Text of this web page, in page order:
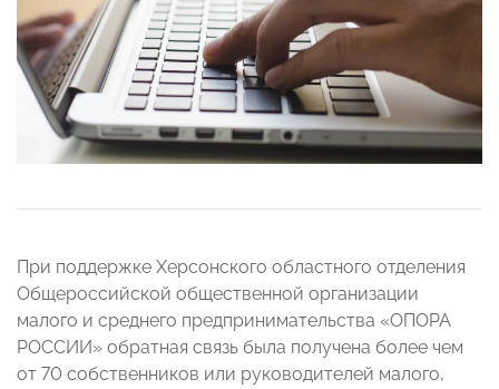
При поддержке Херсонского областного отделения
Общероссийской общественной организации
малого и среднего предпринимательства «ОПОРА
РОССИИ» обратная связь была получена более чем
от 70 собственников или руководителей малого,